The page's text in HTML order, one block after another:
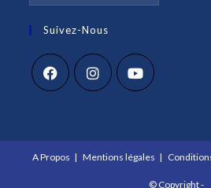
Suivez-Nous
un
nouvel
un
nouvel
un
nouvel
A Propos Mentions légales
© Copyright -